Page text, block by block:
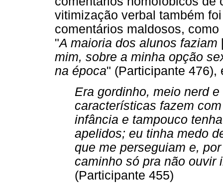
vitimização verbal também
comentários maldosos,
"A maioria dos alunos faziam
mim, sobre a minha opção
na época" (Participante 476),
Era gordinho, meio nerd
características fazem
infância e tampouco
apelidos; eu tinha medo
que me perseguiam e,
caminho só pra não ouvir
(Participante 455)